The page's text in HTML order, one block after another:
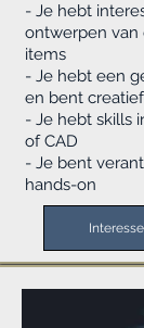
- Je hebt
ontwerpen van
items
- Je hebt een
en bent creatief
- Je hebt skills
of CAD
- Je bent
hands-on